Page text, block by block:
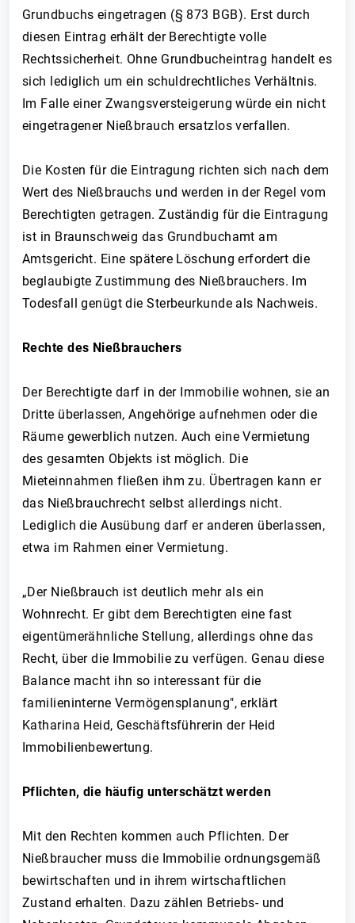
Grundbuchs eingetragen (§ 873 BGB). Erst durch
diesen Eintrag erhält der Berechtigte volle
Rechtssicherheit. Ohne Grundbucheintrag handelt es
sich lediglich um ein schuldrechtliches Verhältnis.
Im Falle einer Zwangsversteigerung würde ein nicht
eingetragener Nießbrauch ersatzlos verfallen.
Die Kosten für die Eintragung richten sich nach dem
Wert des Nießbrauchs und werden in der Regel vom
Berechtigten getragen. Zuständig für die Eintragung
ist in Braunschweig das Grundbuchamt am
Amtsgericht. Eine spätere Löschung erfordert die
beglaubigte Zustimmung des Nießbrauchers. Im
Todesfall genügt die Sterbeurkunde als Nachweis.
Rechte des Nießbrauchers
Der Berechtigte darf in der Immobilie wohnen, sie an
Dritte überlassen, Angehörige aufnehmen oder die
Räume gewerblich nutzen. Auch eine Vermietung
des gesamten Objekts ist möglich. Die
Mieteinnahmen fließen ihm zu. Übertragen kann er
das Nießbrauchrecht selbst allerdings nicht.
Lediglich die Ausübung darf er anderen überlassen,
etwa im Rahmen einer Vermietung.
„Der Nießbrauch ist deutlich mehr als ein
Wohnrecht. Er gibt dem Berechtigten eine fast
eigentümerähnliche Stellung, allerdings ohne das
Recht, über die Immobilie zu verfügen. Genau diese
Balance macht ihn so interessant für die
familieninterne Vermögensplanung", erklärt
Katharina Heid, Geschäftsführerin der Heid
Immobilienbewertung.
Pflichten, die häufig unterschätzt werden
Mit den Rechten kommen auch Pflichten. Der
Nießbraucher muss die Immobilie ordnungsgemäß
bewirtschaften und in ihrem wirtschaftlichen
Zustand erhalten. Dazu zählen Betriebs- und